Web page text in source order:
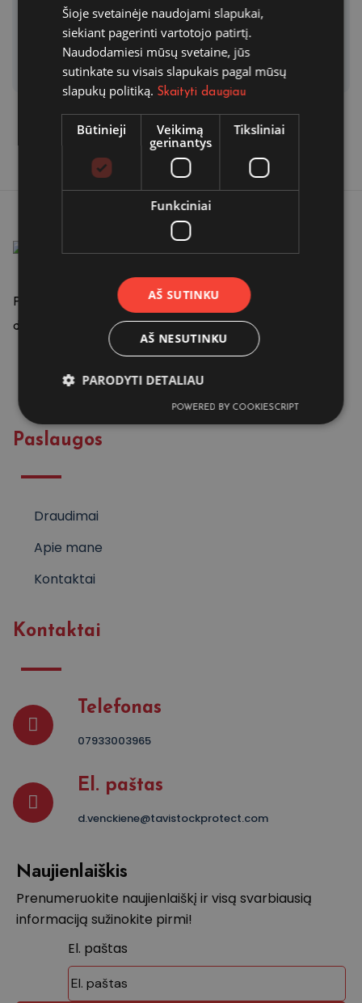
There are many variations of
passage…
Pasirūpinkite savo ir artimųjų apsauga jau šiandien. Individualūs
draudimo sprendimai, geriausia kainos ir kokybės garantija.
Paslaugos
Draudimai
Apie mane
Kontaktai
Kontaktai
Telefonas
07933003965
El. paštas
d.venckiene@tavistockprotect.com
Naujienlaiškis
Prenumeruokite naujienlaiškį ir visą svarbiausią
informaciją sužinokite pirmi!
El. paštas
Šioje svetainėje naudojami slapukai,
siekiant pagerinti vartotojo patirtį.
Naudodamiesi mūsų svetaine, jūs
sutinkate su visais slapukais pagal mūsų
slapukų politiką. Skaityti daugiau
Būtinieji
Veikimą
gerinantys
Tiksliniai
Funkciniai
AŠ SUTINKU
AŠ NESUTINKU
PARODYTI DETALIAU
POWERED BY COOKIESCRIPT